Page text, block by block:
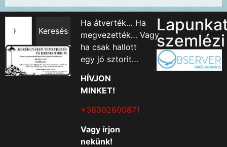
Keresés
Ha átverték… Ha
megvezették… Vagy
ha csak hallott
egy jó sztorit…
HÍVJON
MINKET!
+36302600871
Vagy írjon
nekünk!
szemlézi